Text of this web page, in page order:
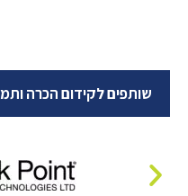
שותפים לקידום הכרה